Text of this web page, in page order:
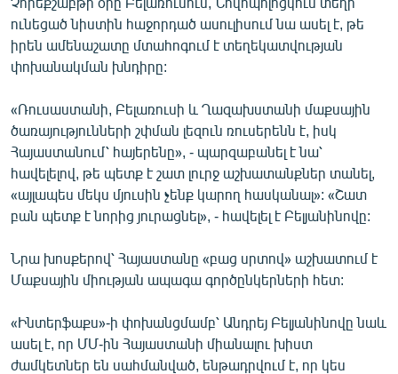
Русский
ՀԵՏԵՎԵՔ ՄԵԶ
«Ազատության» բոլոր կայքերը
ունեցած նիստին հաջորդած ասուլիսում նա ասել է, թե
իրեն ամենաշատը մտահոգում է տեղեկատվության
փոխանակման խնդիրը:
«Ռուսաստանի, Բելառուսի և Ղազախստանի մաքսային
ծառայությունների շփման լեզուն ռուսերենն է, իսկ
Հայաստանում՝ հայերենը», - պարզաբանել է նա՝
հավելելով, թե պետք է շատ լուրջ աշխատանքներ տանել,
«այլապես մեկս մյուսին չենք կարող հասկանալ»: «Շատ
բան պետք է նորից յուրացնել», - հավելել է Բելյանինովը:
Նրա խոսքերով՝ Հայաստանը «բաց սրտով» աշխատում է
Մաքսային միության ապագա գործընկերների հետ:
«Ինտերֆաքս»-ի փոխանցմամբ՝ Անդրեյ Բելյանինովը նաև
ասել է, որ ՄՄ-ին Հայաստանի միանալու խիստ
ժամկետներ են սահմանված, ենթադրվում է, որ կես